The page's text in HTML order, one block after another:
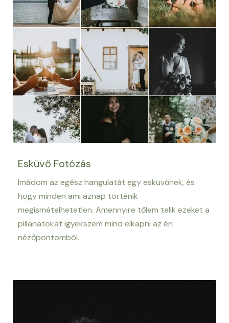
Esküvő Fotózás
Imádom az egész hangulatát egy esküvőnek, és
hogy minden ami aznap történik
megismételhetetlen. Amennyire tőlem telik ezeket a
pillanatokat igyekszem mind elkapni az én
nézőpontomból.